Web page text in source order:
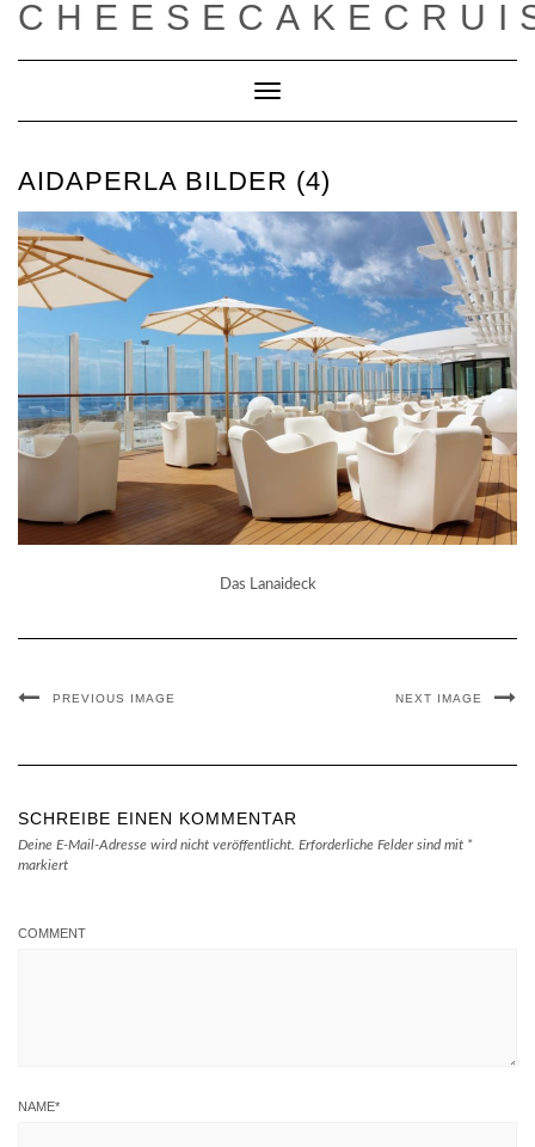
Toggle
AIDAPERLA BILDER (4)
Das Lanaideck
PREVIOUS IMAGE NEXT IMAGE
SCHREIBE EINEN KOMMENTAR
Deine E-Mail-Adresse wird nicht veröffentlicht. Erforderliche Felder sind mit *
markiert
COMMENT
NAME*